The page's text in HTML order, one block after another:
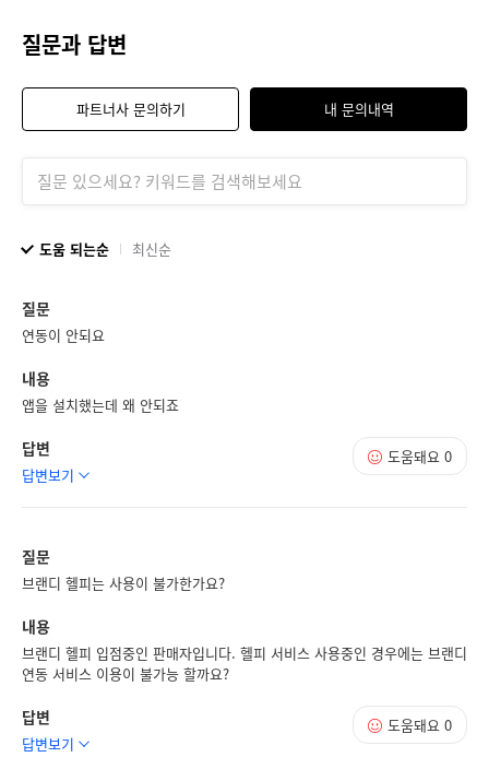
질문과 답변
파트너사 문의하기 내 문의내역
도움 되는순 최신순
질문
연동이 안되요
내용
앱을 설치했는데 왜 안되죠
도움돼요 0
답변
답변보기
질문
브랜디 헬피는 사용이 불가한가요?
내용
브랜디 헬피 입점중인 판매자입니다. 헬피 서비스 사용중인 경우에는 브랜디
연동 서비스 이용이 불가능 할까요?
도움돼요 0
답변
답변보기